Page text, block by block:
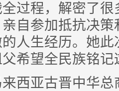
过程，解密了
自参加抵抗决策
人生经历。她
希望全民族铭
亚古晋中华总